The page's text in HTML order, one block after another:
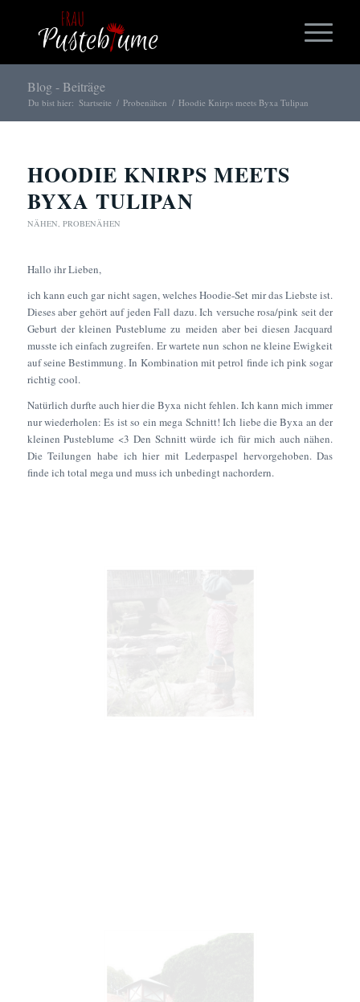
Blog - Beiträge
Du bist hier: Startseite / Probenähen / Hoodie Knirps meets Byxa Tulipan
HOODIE KNIRPS MEETS
BYXA TULIPAN
NÄHEN, PROBENÄHEN
Hallo ihr Lieben,
ich kann euch gar nicht sagen, welches Hoodie-Set mir das Liebste ist.
Dieses aber gehört auf jeden Fall dazu. Ich versuche rosa/pink seit der
Geburt der kleinen Pusteblume zu meiden aber bei diesen Jacquard
musste ich einfach zugreifen. Er wartete nun schon ne kleine Ewigkeit
auf seine Bestimmung. In Kombination mit petrol finde ich pink sogar
richtig cool.
Natürlich durfte auch hier die Byxa nicht fehlen. Ich kann mich immer
nur wiederholen: Es ist so ein mega Schnitt! Ich liebe die Byxa an der
kleinen Pusteblume <3 Den Schnitt würde ich für mich auch nähen.
Die Teilungen habe ich hier mit Lederpaspel hervorgehoben. Das
finde ich total mega und muss ich unbedingt nachordern.